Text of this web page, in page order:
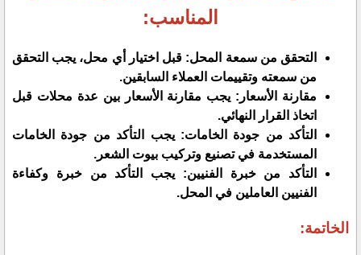
المناسب:
التحقق من سمعة المحل: قبل اختيار أي محل، يجب التحقق
من سمعته وتقييمات العملاء السابقين.
مقارنة الأسعار: يجب مقارنة الأسعار بين عدة محلات قبل
اتخاذ القرار النهائي.
التأكد من جودة الخامات: يجب التأكد من جودة الخامات
المستخدمة في تصنيع وتركيب بيوت الشعر.
التأكد من خبرة الفنيين: يجب التأكد من خبرة وكفاءة
الفنيين العاملين في المحل.
الخاتمة: